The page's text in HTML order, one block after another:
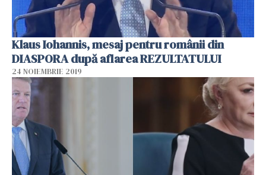
Klaus Iohannis, mesaj pentru românii din
DIASPORA după aflarea REZULTATULUI
24 NOIEMBRIE 2019